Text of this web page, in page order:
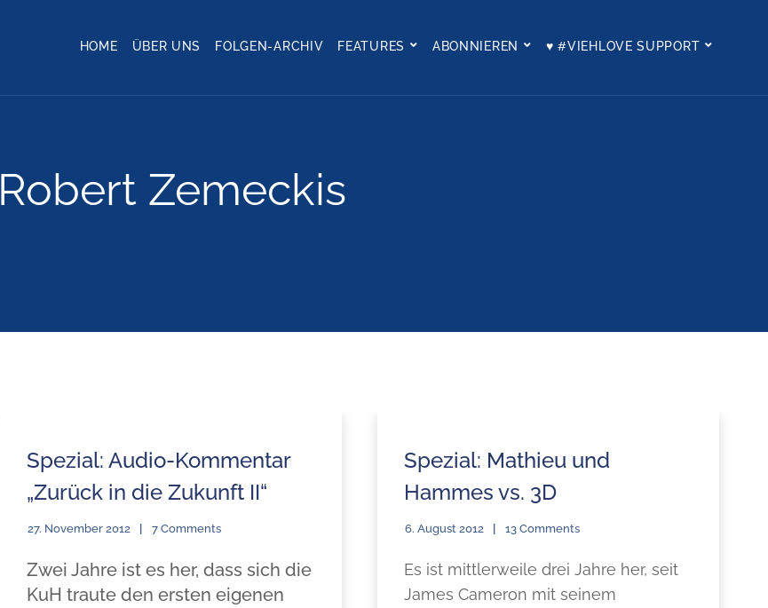
HOME ÜBER UNS FOLGEN-ARCHIV FEATURES ABONNIEREN ♥ #VIEHLOVE SUPPORT
Robert Zemeckis
Spezial: Audio-Kommentar
„Zurück in die Zukunft II“
27. November 2012 7 Comments
Zwei Jahre ist es her, dass sich die
KuH traute den ersten eigenen
Spezial: Mathieu und
Hammes vs. 3D
6. August 2012 13 Comments
Es ist mittlerweile drei Jahre her, seit
James Cameron mit seinem